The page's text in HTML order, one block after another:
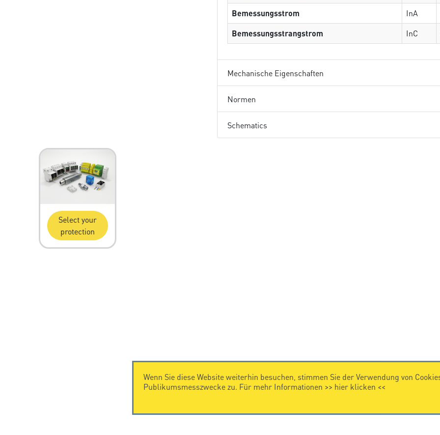
Bemessungsstrom
InA
Bemessungsstrangstrom
InC
Mechanische Eigenschaften
Normen
Schematics
Select your
protection
Wenn Sie diese Website weiterhin besuchen, stimmen Sie der Verwendung von
Publikumsmesszwecke zu. Für mehr Informationen >> hier klicken <<